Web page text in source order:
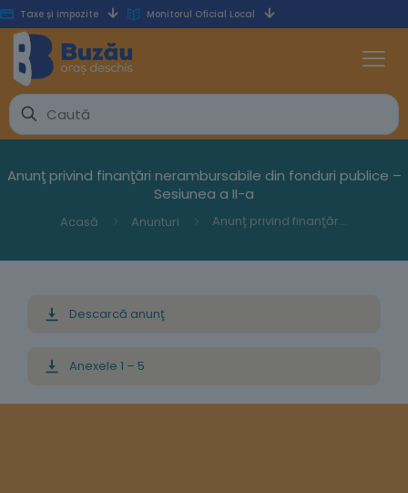
Taxe și impozite Monitorul Oficial Local
Anunţ privind finanţări nerambursabile din fonduri publice –
Sesiunea a II-a
Acasă Anunturi Anunţ privind finanţări nerambursabile din fonduri publice – Sesiunea a II-a
Descarcă anunţ
Anexele 1 – 5